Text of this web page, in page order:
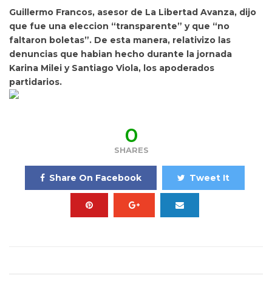
Guillermo Francos, asesor de La Libertad Avanza, dijo
que fue una eleccion “transparente” y que “no
faltaron boletas”. De esta manera, relativizo las
denuncias que habian hecho durante la jornada
Karina Milei y Santiago Viola, los apoderados
partidarios.
0
SHARES
Share On Facebook Tweet It